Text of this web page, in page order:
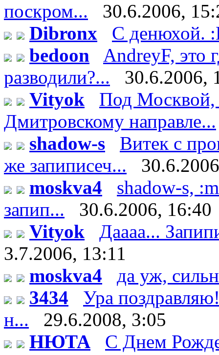
поскром...
30.6.2006,
Dibronx
С денюхой.
bedoon
AndreyF, это
разводили?...
30.6.2006,
Vityok
Под Москвой,
Дмитровскому направле...
shadow-s
Витек с
же запиписеч...
moskva4
shadow-s,
запип...
30.6.2006, 16:40
Vityok
Даааа...
3.7.2006, 13:11
moskva4
да уж,
3434
Ура
н...
29.6.2008, 3:05
НЮТА
С Днем